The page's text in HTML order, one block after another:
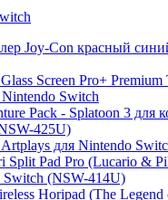
Joy-Con красный
Screen Pro+ Premium
Switch
Pack - Splatoon 3 для
425U)
для Nintendo
Split Pad Pro (Lucario &
Switch (NSW-414U)
Horipad (The Legend